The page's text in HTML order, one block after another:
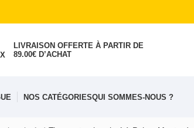
LIVRAISON OFFERTE À PARTIR DE
89.00€ D’ACHAT
NOS CATÉGORIESQUI SOMMES-NOUS ?